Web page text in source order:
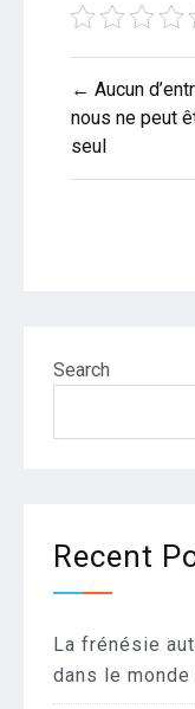
Post
← Aucun
nous ne peut
seul
Search
Recent
La frénésie
dans le